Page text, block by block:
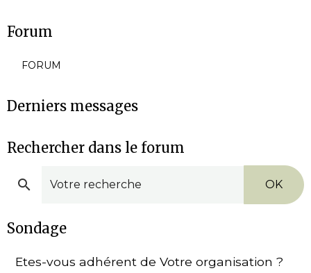
Forum
FORUM
Derniers messages
Rechercher dans le forum
OK
Sondage
Etes-vous adhérent de Votre organisation ?